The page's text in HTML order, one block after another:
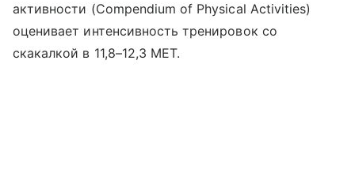
активности (Compendium of Physical Activities)
оценивает интенсивность тренировок со
скакалкой в 11,8–12,3 MET.